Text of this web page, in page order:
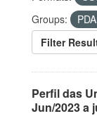
Groups:
Filter
Perfil das
Jun/2023 a